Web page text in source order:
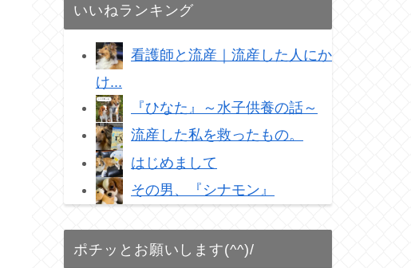
いいねランキング
看護師と流産｜流産した人にか
け...
『ひなた』～水子供養の話～
流産した私を救ったもの。
はじめまして
その男、『シナモン』
ポチッとお願いします(^^)/